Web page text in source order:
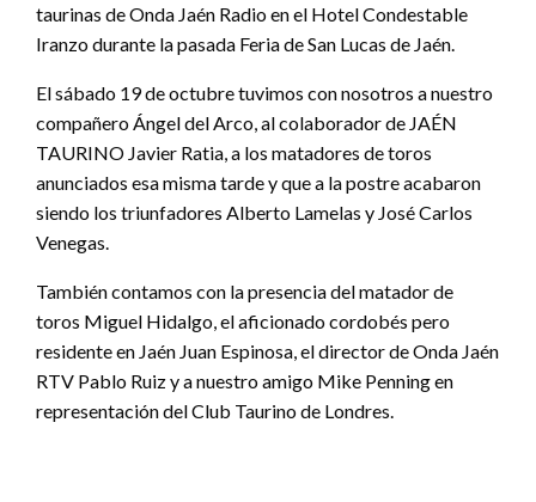
taurinas de Onda Jaén Radio en el Hotel Condestable
Iranzo durante la pasada Feria de San Lucas de Jaén.
El sábado 19 de octubre tuvimos con nosotros a nuestro
compañero Ángel del Arco, al colaborador de JAÉN
TAURINO Javier Ratia, a los matadores de toros
anunciados esa misma tarde y que a la postre acabaron
siendo los triunfadores Alberto Lamelas y José Carlos
Venegas.
También contamos con la presencia del matador de
toros Miguel Hidalgo, el aficionado cordobés pero
residente en Jaén Juan Espinosa, el director de Onda Jaén
RTV Pablo Ruiz y a nuestro amigo Mike Penning en
representación del Club Taurino de Londres.